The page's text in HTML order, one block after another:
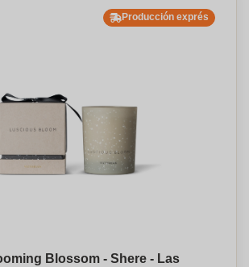
Producción exprés
Blossom - Shere - Las